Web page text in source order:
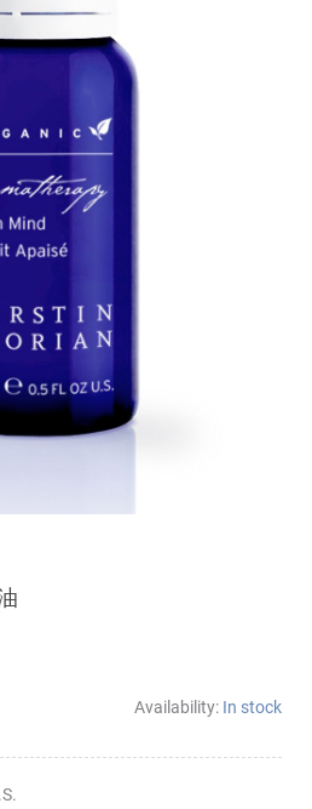
Availability: In stock